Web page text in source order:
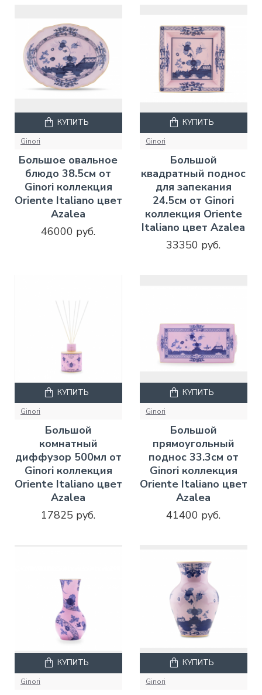
Ginori
Большое овальное
блюдо 38.5см от
Ginori коллекция
Oriente Italiano цвет
Azalea
46000 руб.
КУПИТЬ
Ginori
Большой
квадратный поднос
для запекания
24.5см от Ginori
коллекция Oriente
Italiano цвет Azalea
33350 руб.
КУПИТЬ
Ginori
Большой
комнатный
диффузор 500мл от
Ginori коллекция
Oriente Italiano цвет
Azalea
17825 руб.
КУПИТЬ
Ginori
Большой
прямоугольный
поднос 33.3см от
Ginori коллекция
Oriente Italiano цвет
Azalea
41400 руб.
КУПИТЬ
Ginori
КУПИТЬ
Ginori
КУПИТЬ